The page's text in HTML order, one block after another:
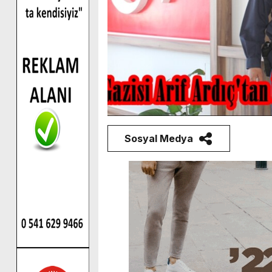
Sosyal Medya